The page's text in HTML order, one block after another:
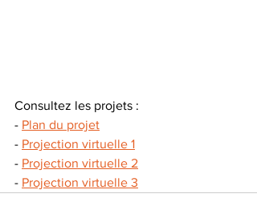
Consultez les projets :
- Plan du projet
- Projection virtuelle 1
- Projection virtuelle 2
- Projection virtuelle 3